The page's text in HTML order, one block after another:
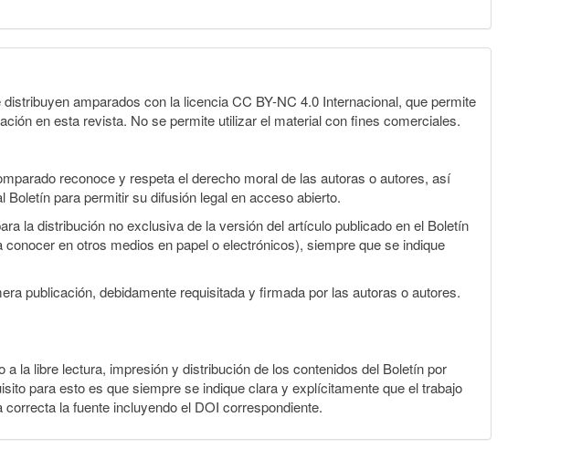
amparados con la licencia CC BY-NC 4.0 Internacional, que permite
en esta revista. No se permite utilizar el material con fines comerciales.
reconoce y respeta el derecho moral de las autoras o autores, así
para permitir su difusión legal en acceso abierto.
la distribución no exclusiva de la versión del artículo publicado en el Boletín
en otros medios en papel o electrónicos), siempre que se indique
publicación, debidamente requisitada y firmada por las autoras o autores.
la libre lectura, impresión y distribución de los contenidos del Boletín por
para esto es que siempre se indique clara y explícitamente que el trabajo
la fuente incluyendo el DOI correspondiente.